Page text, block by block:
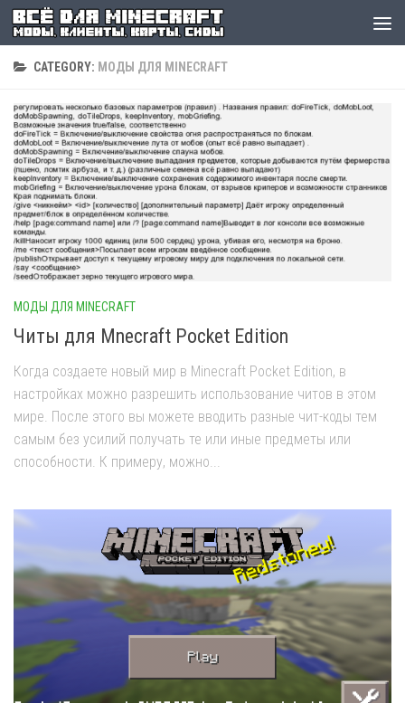
CATEGORY: МОДЫ ДЛЯ MINECRAFT
МОДЫ ДЛЯ MINECRAFT
Читы для Mnecraft Pocket Edition
Когда создаете новый мир в Minecraft Pocket Edition, в
настройках можно разрешить использование читов в этом
мире. После этого вы можете вводить разные чит-коды тем
самым без усилий получать те или иные предметы или
способности. К примеру, можно...